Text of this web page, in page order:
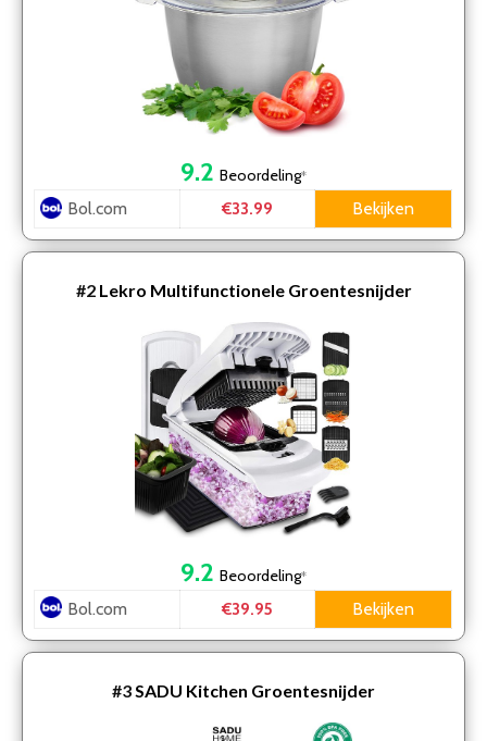
9.2 Beoordeling*
Bol.com €33.99 Bekijken
#2 Lekro Multifunctionele Groentesnijder
9.2 Beoordeling*
Bol.com €39.95 Bekijken
#3 SADU Kitchen Groentesnijder